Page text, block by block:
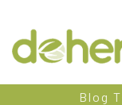
Blog